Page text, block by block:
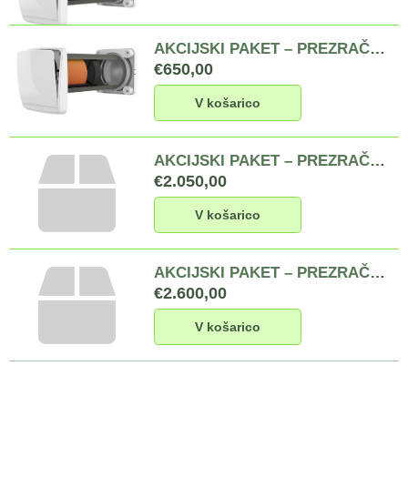
AKCIJSKI PAKET – PREZRAČEVANJE 1 BIVALNEGA PROSTORA: 1 x rekuperator Hansen Pro 160 active in kompletne storitve za izvedbo prezračevanja in prikaz delovanja
€650,00
V košarico
AKCIJSKI PAKET – PREZRAČEVANJE 2 BIVALNIH PROSTOROV IN KOPALNICE: 2 x rekuperator Hansen Pro 160 APP, 1 x odvodni ventilator Seventilation A80-FS-EC z nadometnim ohišjem in s krmilnikom s senzorjem vlage, kompletne storitve za izvedbo prezračevanja in prikaz delovanja
€2.050,00
V košarico
AKCIJSKI PAKET – PREZRAČEVANJE 2 BIVALNIH PROSTOROV, KUHINJE IN KOPALNICE: 2 x rekuperator Hansen Pro 160 APP, 1 x odvodni ventilator Seventilation A80-FS-EC z nadometnim ohišjem in s krmilnikom s senzorjem vlage, 1 x odvodni ventilator Seventilation A80-FS-EC z nadometnim ohišjem in st. krmiln
€2.600,00
V košarico